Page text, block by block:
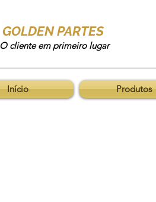
GOLDEN PARTES
O cliente em primeiro lugar
Início Produtos